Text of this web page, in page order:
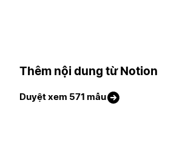
Thêm nội dung từ Notion
Duyệt xem 571 mẫu